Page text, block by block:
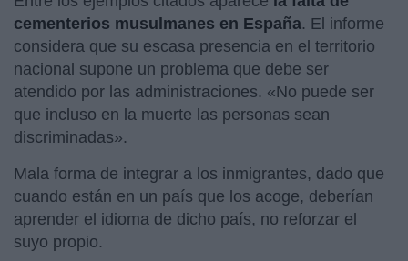
cementerios musulmanes en España. El informe
considera que su escasa presencia en el territorio
nacional supone un problema que debe ser
atendido por las administraciones. «No puede ser
que incluso en la muerte las personas sean
discriminadas».
Mala forma de integrar a los inmigrantes, dado que
cuando están en un país que los acoge, deberían
aprender el idioma de dicho país, no reforzar el
suyo propio.